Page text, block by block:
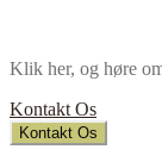
Klik her, og høre
Kontakt Os
Kontakt Os